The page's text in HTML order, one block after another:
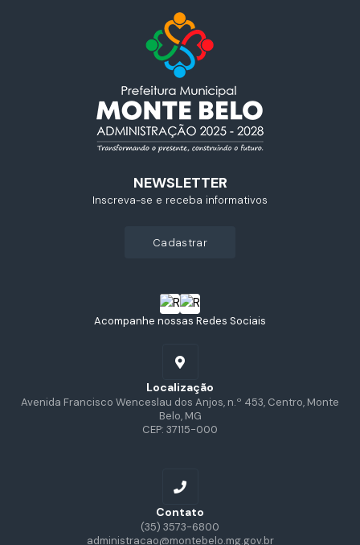
Acompanhe nossas Redes Sociais
Localização
Avenida Francisco Wenceslau dos Anjos, n.º 453, Centro, Monte
Belo, MG
CEP: 37115-000
Contato
(35) 3573-6800
administracao@montebelo.mg.gov.br
NEWSLETTER
Inscreva-se e receba informativos
cadastrar